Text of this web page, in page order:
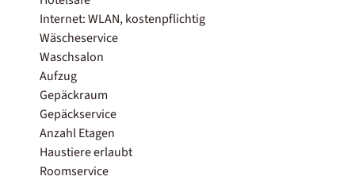
Internet: WLAN, kostenpflichtig
Wäscheservice
Waschsalon
Aufzug
Gepäckraum
Gepäckservice
Anzahl Etagen
Haustiere erlaubt
Roomservice